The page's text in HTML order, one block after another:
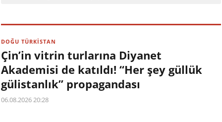
DOĞU TÜRKİSTAN
Çin’in vitrin turlarına Diyanet
Akademisi de katıldı! “Her şey güllük
gülistanlık” propagandası
06.08.2026 20:28